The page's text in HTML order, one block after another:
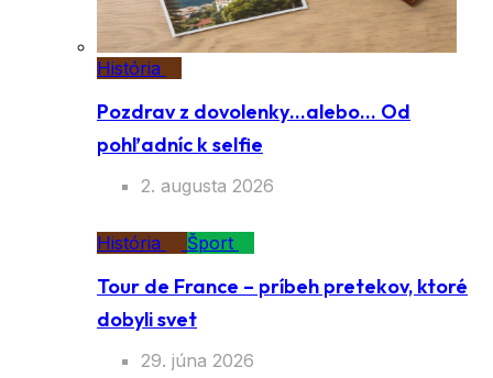
História
Pozdrav z dovolenky…alebo… Od
pohľadníc k selfie
2. augusta 2026
História Šport
Tour de France – príbeh pretekov, ktoré
dobyli svet
29. júna 2026